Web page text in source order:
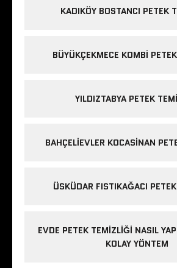
KADIKÖY BOSTANCI PETEK
BÜYÜKÇEKMECE KOMBI
YILDIZTABYA PETEK
BAHÇELIEVLER KOCASINAN
ÜSKÜDAR FISTIKAĞACI
EVDE PETEK TEMIZLIĞI NASIL
KOLAY YÖNTEM